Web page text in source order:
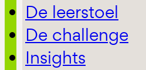
De leerstoel
De challenge
Insights